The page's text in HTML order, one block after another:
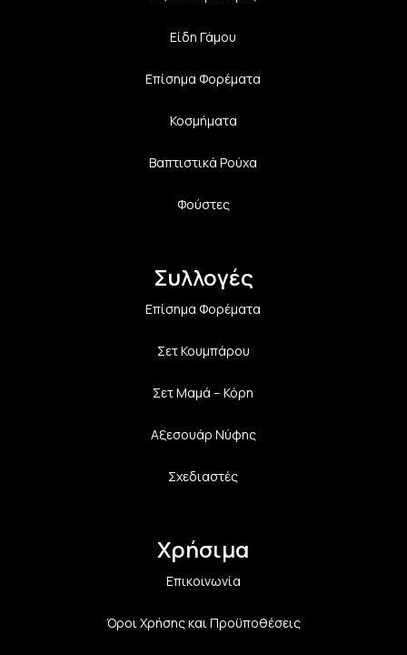
Είδη Γάμου
Επίσημα Φορέματα
Κοσμήματα
Βαπτιστικά Ρούχα
Φούστες
Συλλογές
Επίσημα Φορέματα
Σετ Κουμπάρου
Σετ Μαμά – Κόρη
Αξεσουάρ Νύφης
Σχεδιαστές
Χρήσιμα
Επικοινωνία
Όροι Χρήσης και Προϋποθέσεις